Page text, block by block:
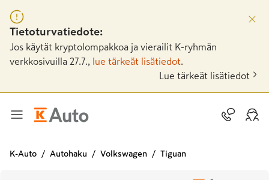
Tietoturvatiedote:
Jos käytät kryptolompakkoa ja vierailit K-ryhmän
verkkosivuilla 27.7.,
lue tärkeät lisätiedot
Lue tärkeät lisätiedot
K-Auto Autohaku Volkswagen Tiguan